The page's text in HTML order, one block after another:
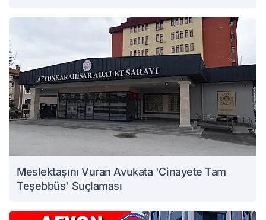
Meslektaşını Vuran Avukata 'Cinayete Tam
Teşebbüs' Suçlaması